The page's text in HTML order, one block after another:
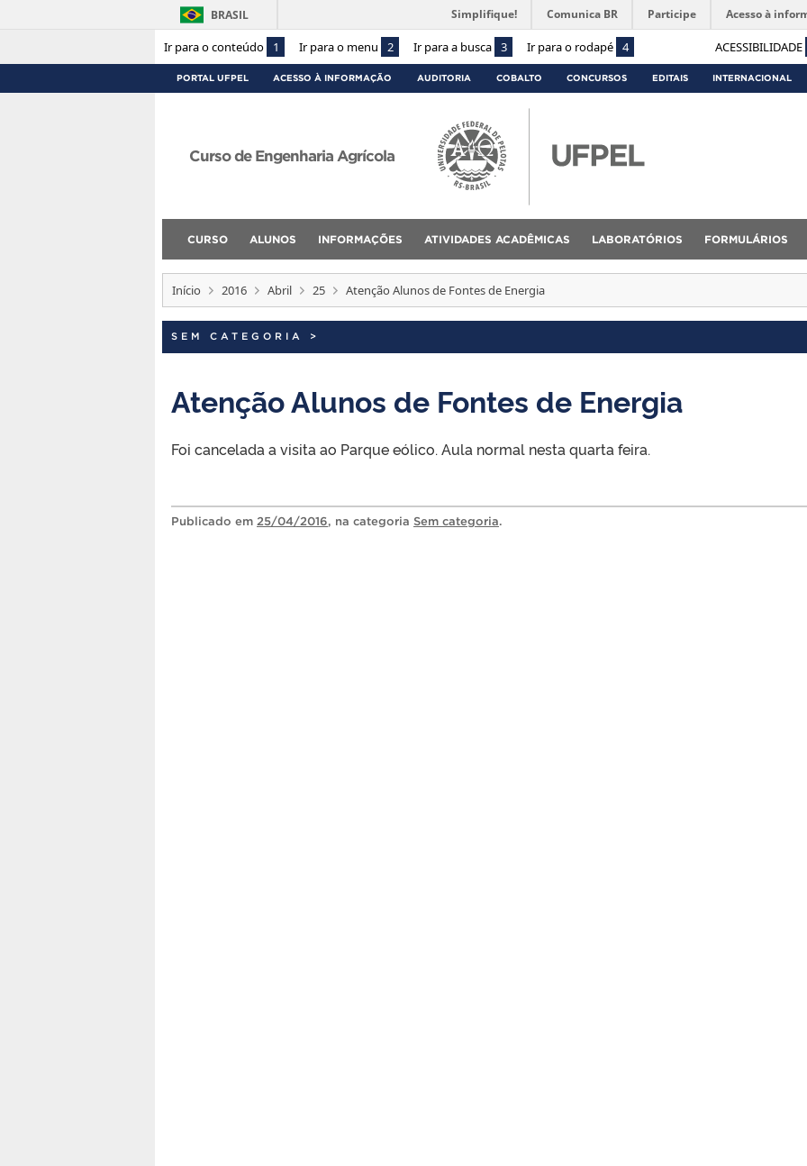
Ir para o conteúdo 1 Ir para o menu 2 Ir para a busca 3 Ir para o rodapé 4 ACESSIBILIDADE
BRASIL Simplifique! Comunica BR Participe Acesso à
PORTAL UFPEL ACESSO À INFORMAÇÃO AUDITORIA COBALTO CONCURSOS EDITAIS INTERNACIONAL
Curso de Engenharia Agrícola
CURSO ALUNOS INFORMAÇÕES ATIVIDADES ACADÊMICAS LABORATÓRIOS FORMULÁRIOS
Início 2016 Abril 25 Atenção Alunos de Fontes de Energia
SEM CATEGORIA >
Atenção Alunos de Fontes de Energia
Foi cancelada a visita ao Parque eólico. Aula normal nesta quarta feira.
Publicado em 25/04/2016, na categoria Sem categoria.